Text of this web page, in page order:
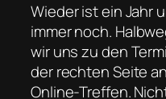
Wieder ist ein Jahr
immer noch.
wir uns zu den
der rechten Seite
Online-Treffen.